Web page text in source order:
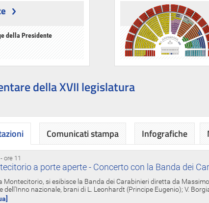
della Presidente
della XVII legislatura
ore 11
a porte aperte - Concerto con la Banda dei
Montecitorio, si esibisce la Banda dei Carabinieri diretta da
dell'Inno nazionale, brani di L. Leonhardt (Principe Eugenio); V.
Comunicati stampa Infografiche